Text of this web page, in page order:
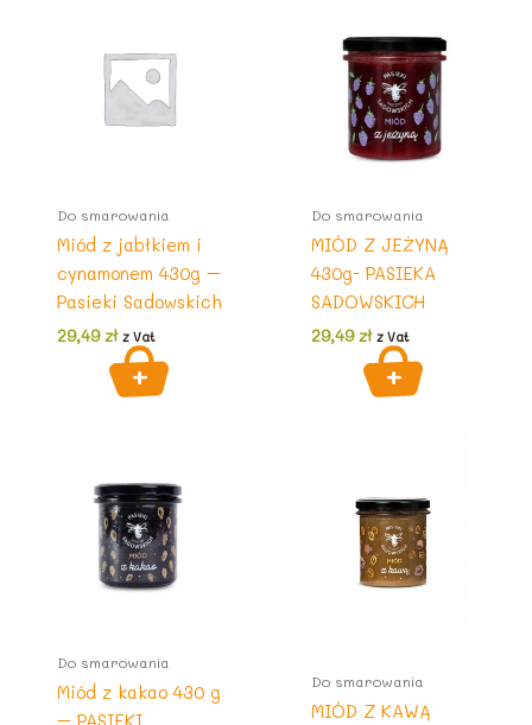
Do smarowania
Miód z jabłkiem i
cynamonem 430g –
Pasieki Sadowskich
29,49zł z Vat
Do smarowania
MIÓD Z JEŻYNĄ
430g- PASIEKA
SADOWSKICH
29,49zł z Vat
Do smarowania
Miód z kakao 430 g
Do smarowania
MIÓD Z KAWĄ